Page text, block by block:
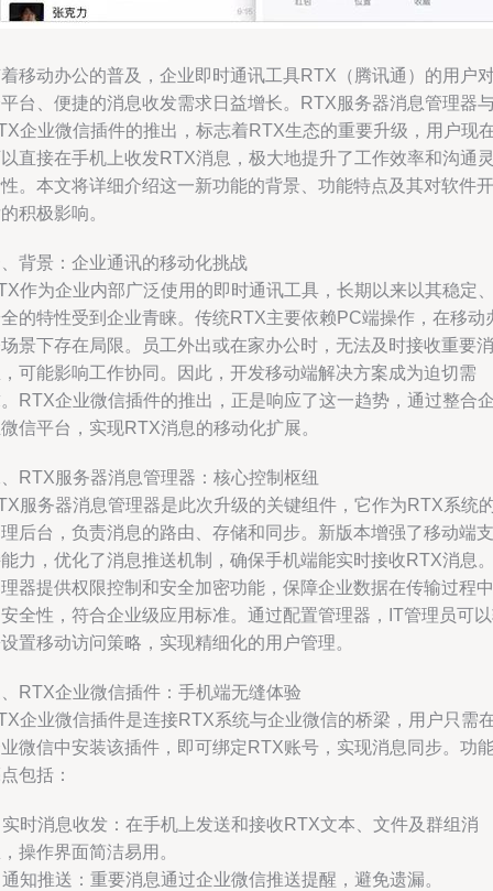
移动办公的普及，企业即时通讯工具RTX（腾讯通）的用户
台、便捷的消息收发需求日益增长。RTX服务器消息管理器
企业微信插件的推出，标志着RTX生态的重要升级，用户现
直接在手机上收发RTX消息，极大地提升了工作效率和沟通
。本文将详细介绍这一新功能的背景、功能特点及其对软件开
积极影响。
背景：企业通讯的移动化挑战
作为企业内部广泛使用的即时通讯工具，长期以来以其稳定
的特性受到企业青睐。传统RTX主要依赖PC端操作，在移动
景下存在局限。员工外出或在家办公时，无法及时接收重要消
可能影响工作协同。因此，开发移动端解决方案成为迫切需
RTX企业微信插件的推出，正是响应了这一趋势，通过整合
信平台，实现RTX消息的移动化扩展。
RTX服务器消息管理器：核心控制枢纽
服务器消息管理器是此次升级的关键组件，它作为RTX系统
后台，负责消息的路由、存储和同步。新版本增强了移动端支
力，优化了消息推送机制，确保手机端能实时接收RTX消息
器提供权限控制和安全加密功能，保障企业数据在传输过程中
全性，符合企业级应用标准。通过配置管理器，IT管理员可
置移动访问策略，实现精细化的用户管理。
RTX企业微信插件：手机端无缝体验
企业微信插件是连接RTX系统与企业微信的桥梁，用户只需
微信中安装该插件，即可绑定RTX账号，实现消息同步。功
包括：
时消息收发：在手机上发送和接收RTX文本、文件及群组消
操作界面简洁易用。
知推送：重要消息通过企业微信推送提醒，避免遗漏。